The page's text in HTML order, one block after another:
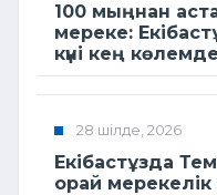
100 мыңнан
мереке:
күні кең
28 шілде, 2026
Екібастұзда
орай